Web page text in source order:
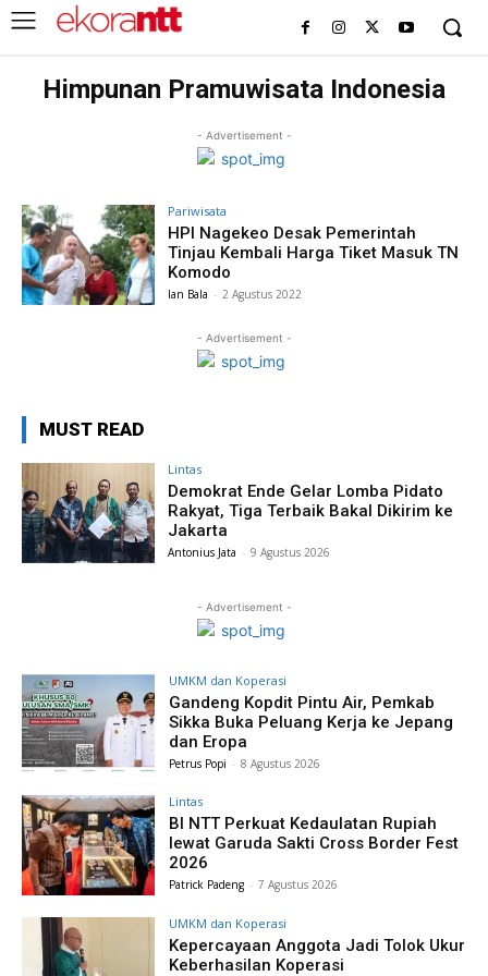
Himpunan Pramuwisata Indonesia
- Advertisement -
Pariwisata
HPI Nagekeo Desak Pemerintah
Tinjau Kembali Harga Tiket Masuk TN
Komodo
Ian Bala - 2 Agustus 2022
- Advertisement -
MUST READ
Lintas
Demokrat Ende Gelar Lomba Pidato
Rakyat, Tiga Terbaik Bakal Dikirim ke
Jakarta
Antonius Jata - 9 Agustus 2026
- Advertisement -
UMKM dan Koperasi
Gandeng Kopdit Pintu Air, Pemkab
Sikka Buka Peluang Kerja ke Jepang
dan Eropa
Petrus Popi - 8 Agustus 2026
Lintas
BI NTT Perkuat Kedaulatan Rupiah
lewat Garuda Sakti Cross Border Fest
2026
Patrick Padeng - 7 Agustus 2026
UMKM dan Koperasi
Kepercayaan Anggota Jadi Tolok Ukur
Keberhasilan Koperasi